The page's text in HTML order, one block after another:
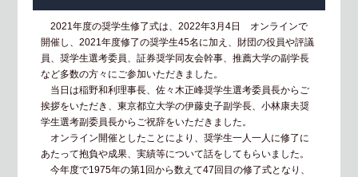
2021年度の奨学生修了式は、2022年3月4日 オンラインで
開催し、2021年度修了の奨学生45名に加え、財団の役員や評議
員、奨学生選考委員、証券奨学同友会幹事、推薦大学の副学長
など多数の方々にご参加いただきました。
当日は稲野和利理事長、佐々木正峰奨学生選考委員長からご
挨拶をいただき、東京都立大学の伊藤史子副学長、小林康夫奨
学生選考副委員長からご祝辞をいただきました。
オンライン開催としたことにより、奨学生一人一人に修了に
あたって抱負や成果、実績等について話をしてもらいました。
今年度で1975年の第1回から数えて47回目の修了式となり、